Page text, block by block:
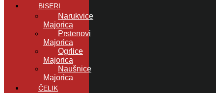
BISERI
Narukvice
Majorica
Prstenovi
Majorica
Ogrlice
Majorica
Naušnice
Majorica
ČELIK